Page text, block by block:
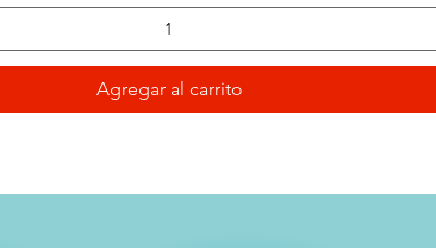
Agregar al carrito